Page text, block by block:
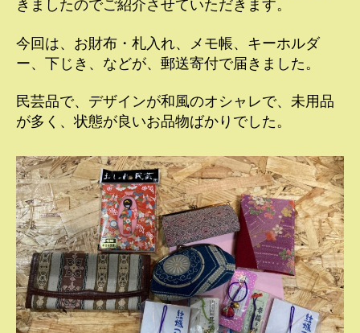
きましたのでご紹介させていただきます。
今回は、お財布・札入れ、メモ帳、キーホルダ
ー、下じき、などが、郵送寄付で届きました。
民芸品で、デザインが和風のオシャレで、未用品
が多く、状態が良いお品物ばかりでした。